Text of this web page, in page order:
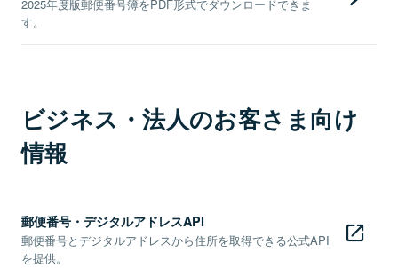
2025年度版郵便番号簿をPDF形式でダウンロードできま
す。
ビジネス・法人のお客さま向け
情報
郵便番号・デジタルアドレスAPI
郵便番号とデジタルアドレスから住所を取得できる公式API
を提供。